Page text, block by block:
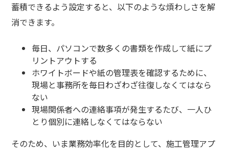
蓄積できるよう設定すると、以下のような煩わしさを解
消できます。
毎日、パソコンで数多くの書類を作成して紙にプ
リントアウトする
ホワイトボードや紙の管理表を確認するために、
現場と事務所を毎日わざわざ往復しなくてはなら
ない
現場関係者への連絡事項が発生するたび、一人ひ
とり個別に連絡しなくてはならない
そのため、いま業務効率化を目的として、施工管理アプ